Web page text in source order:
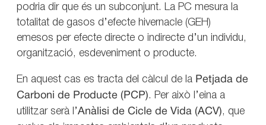
podria dir que és un subconjunt. La PC mesura la
totalitat de gasos d’efecte hivernacle (GEH)
emesos per efecte directe o indirecte d’un individu,
organització, esdeveniment o producte.
En aquest cas es tracta del càlcul de la Petjada de
Carboni de Producte (PCP). Per això l’eina a
utilitzar serà l’Anàlisi de Cicle de Vida (ACV), que